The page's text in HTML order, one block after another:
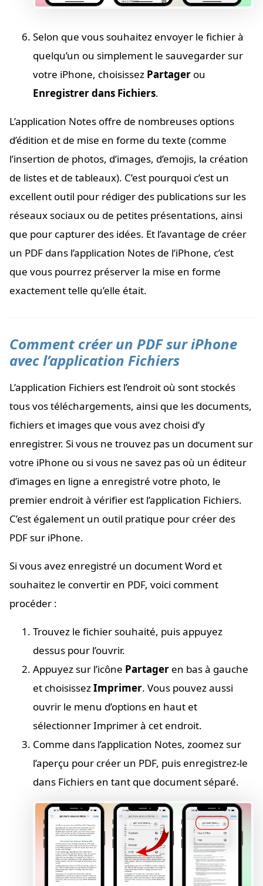
Selon que vous souhaitez envoyer le fichier à
quelqu’un ou simplement le sauvegarder sur
votre iPhone, choisissez Partager ou
Enregistrer dans Fichiers.
L’application Notes offre de nombreuses options
d’édition et de mise en forme du texte (comme
l’insertion de photos, d’images, d’emojis, la création
de listes et de tableaux). C’est pourquoi c’est un
excellent outil pour rédiger des publications sur les
réseaux sociaux ou de petites présentations, ainsi
que pour capturer des idées. Et l’avantage de créer
un PDF dans l’application Notes de l’iPhone, c’est
que vous pourrez préserver la mise en forme
exactement telle qu’elle était.
Comment créer un PDF sur iPhone
avec l’application Fichiers
L’application Fichiers est l’endroit où sont stockés
tous vos téléchargements, ainsi que les documents,
fichiers et images que vous avez choisi d’y
enregistrer. Si vous ne trouvez pas un document sur
votre iPhone ou si vous ne savez pas où un éditeur
d’images en ligne a enregistré votre photo, le
premier endroit à vérifier est l’application Fichiers.
C’est également un outil pratique pour créer des
PDF sur iPhone.
Si vous avez enregistré un document Word et
souhaitez le convertir en PDF, voici comment
procéder :
Trouvez le fichier souhaité, puis appuyez
dessus pour l’ouvrir.
Appuyez sur l’icône Partager en bas à gauche
et choisissezImprimer. Vous pouvez aussi
ouvrir le menu d’options en haut et
sélectionner Imprimer à cet endroit.
Comme dans l’application Notes, zoomez sur
l’aperçu pour créer un PDF, puis enregistrez-le
dans Fichiers en tant que document séparé.